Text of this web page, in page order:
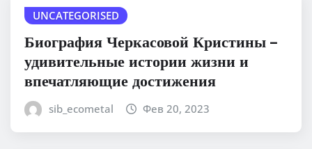
UNCATEGORISED
Биография Черкасовой Кристины –
удивительные истории жизни и
впечатляющие достижения
sib_ecometal Фев 20, 2023